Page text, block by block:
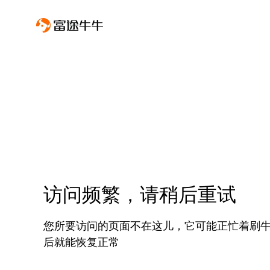
访问频繁，请稍后重试
您所要访问的页面不在这儿，它可能正忙着刷
后就能恢复正常